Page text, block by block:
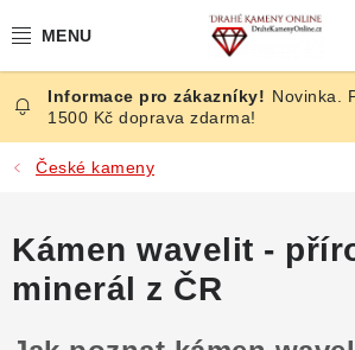
na
ČESKÉ KAMENY
ŠPERKY
BROUŠENÉ
Novinka.
1500 Kč doprava zdarma!
České kameny
Kámen wavelit -
minerál z ČR